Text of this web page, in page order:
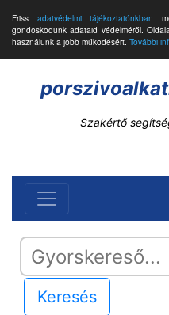
Friss adatvédelmi tájékoztatónkban
gondoskodunk adataid védelméről.
használunk a jobb működésért. További
Szakértő
Keresés